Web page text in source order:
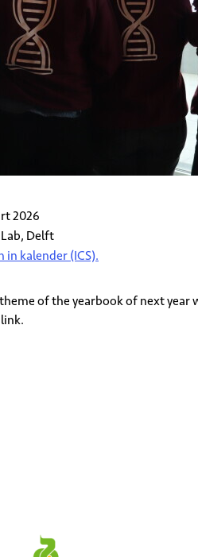
2026
Delft
in kalender (ICS).
of the yearbook of next year
link.